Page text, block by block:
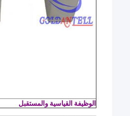
الوظيفة القياسية والمستقبل